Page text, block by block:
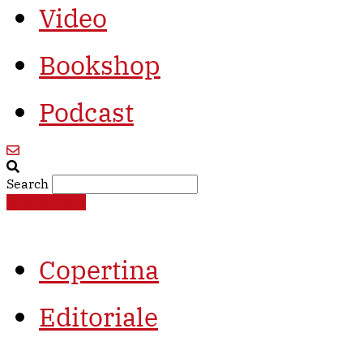
Video
Bookshop
Podcast
Search
Copertina
Editoriale